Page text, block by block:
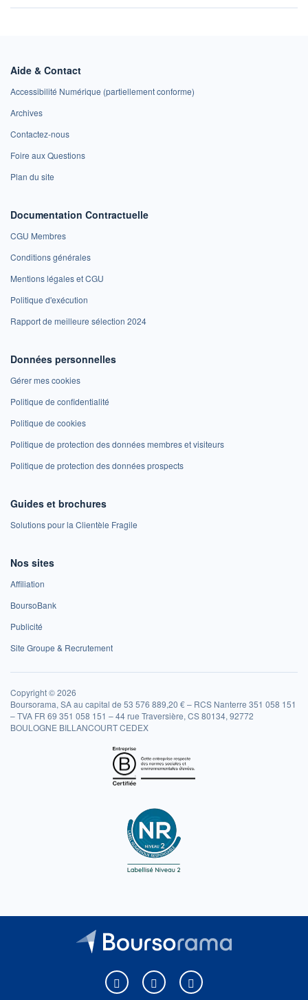
Aide & Contact
Accessibilité Numérique (partiellement conforme)
Archives
Contactez-nous
Foire aux Questions
Plan du site
Documentation Contractuelle
CGU Membres
Conditions générales
Mentions légales et CGU
Politique d'exécution
Rapport de meilleure sélection 2024
Données personnelles
Gérer mes cookies
Politique de confidentialité
Politique de cookies
Politique de protection des données membres et visiteurs
Politique de protection des données prospects
Guides et brochures
Solutions pour la Clientèle Fragile
Nos sites
Affiliation
BoursoBank
Publicité
Site Groupe & Recrutement
Copyright © 2026
Boursorama, SA au capital de 53 576 889,20 € – RCS Nanterre 351 058 151
– TVA FR 69 351 058 151 – 44 rue Traversière, CS 80134, 92772
BOULOGNE BILLANCOURT CEDEX
Boursorama sur Facebook
Boursorama sur XBoursorama sur